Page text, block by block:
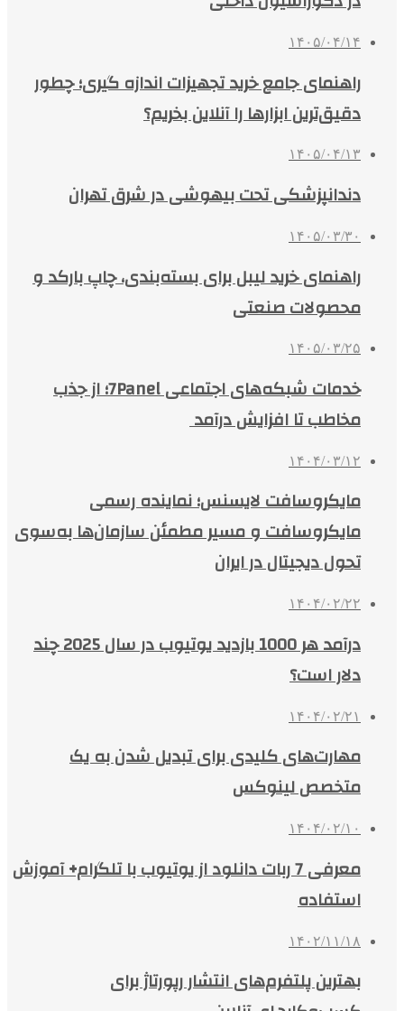
۱۴۰۵/۰۴/۱۴
راهنمای جامع خرید تجهیزات اندازه گیری؛ چطور
دقیق‌ترین ابزارها را آنلاین بخریم؟
۱۴۰۵/۰۴/۱۳
دندانپزشکی تحت بیهوشی در شرق تهران
۱۴۰۵/۰۳/۳۰
راهنمای خرید لیبل برای بسته‌بندی، چاپ بارکد و
محصولات صنعتی
۱۴۰۵/۰۳/۲۵
خدمات شبکه‌های اجتماعی 7Panel؛ از جذب
مخاطب تا افزایش درآمد
۱۴۰۴/۰۳/۱۲
مایکروسافت لایسنس؛ نماینده رسمی
مایکروسافت و مسیر مطمئن سازمان‌ها به‌سوی
تحول دیجیتال در ایران
۱۴۰۴/۰۲/۲۲
درآمد هر 1000 بازدید یوتیوب در سال 2025 چند
دلار است؟
۱۴۰۴/۰۲/۲۱
مهارت‌های کلیدی برای تبدیل شدن به یک
متخصص لینوکس
۱۴۰۴/۰۲/۱۰
معرفی 7 ربات دانلود از یوتیوب با تلگرام+ آموزش
استفاده
۱۴۰۲/۱۱/۱۸
بهترین پلتفرم‌های انتشار رپورتاژ برای